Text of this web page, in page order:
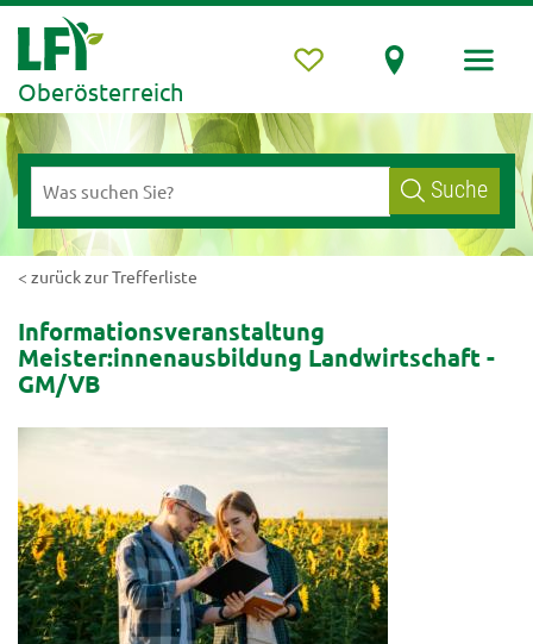
Oberösterreich
Suche
< zurück zur Trefferliste
Informationsveranstaltung
Meister:innenausbildung Landwirtschaft -
GM/VB